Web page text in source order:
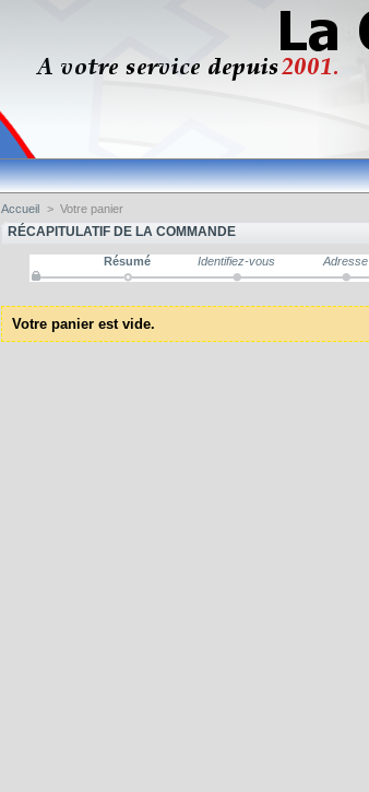
Accueil > Votre panier
RÉCAPITULATIF DE LA COMMANDE
Résumé Identifiez-vous Adresse
Votre panier est vide.